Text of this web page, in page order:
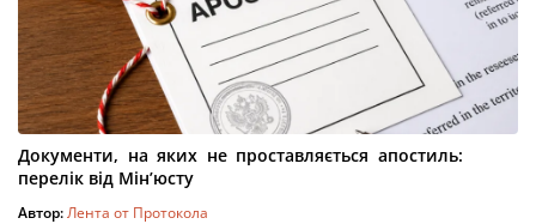
Документи, на яких не проставляється апостиль:
перелік від Мін’юсту
Автор:Лента от Протокола